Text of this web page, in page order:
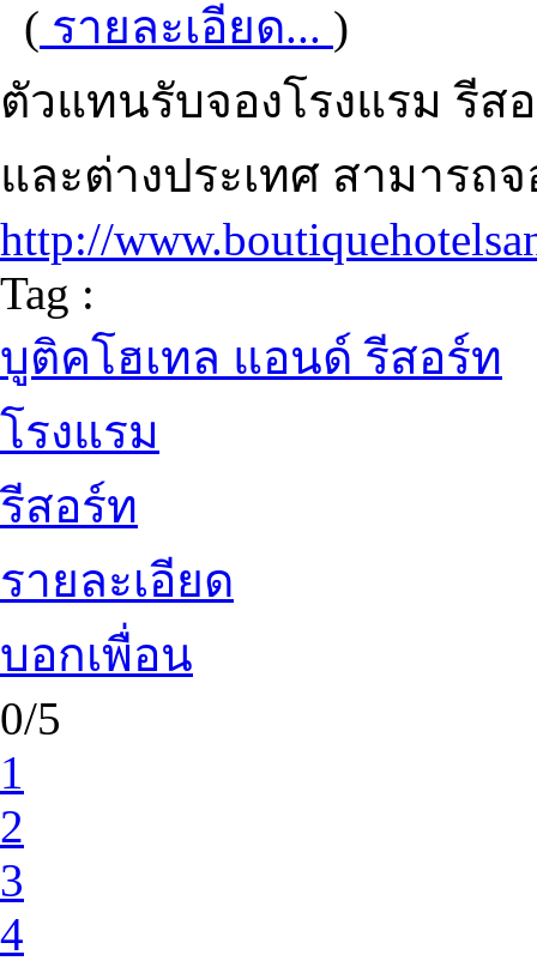
( รายละเอียด... )
ตัวแทนรับจองโรงแรม รีส
และต่างประเทศ สามารถ
http://
Tag :
บูติคโฮเทล แอนด์ รีสอร์ท
โรงแรม
รีสอร์ท
รายละเอียด
บอกเพื่อน
0/5
1
2
3
4